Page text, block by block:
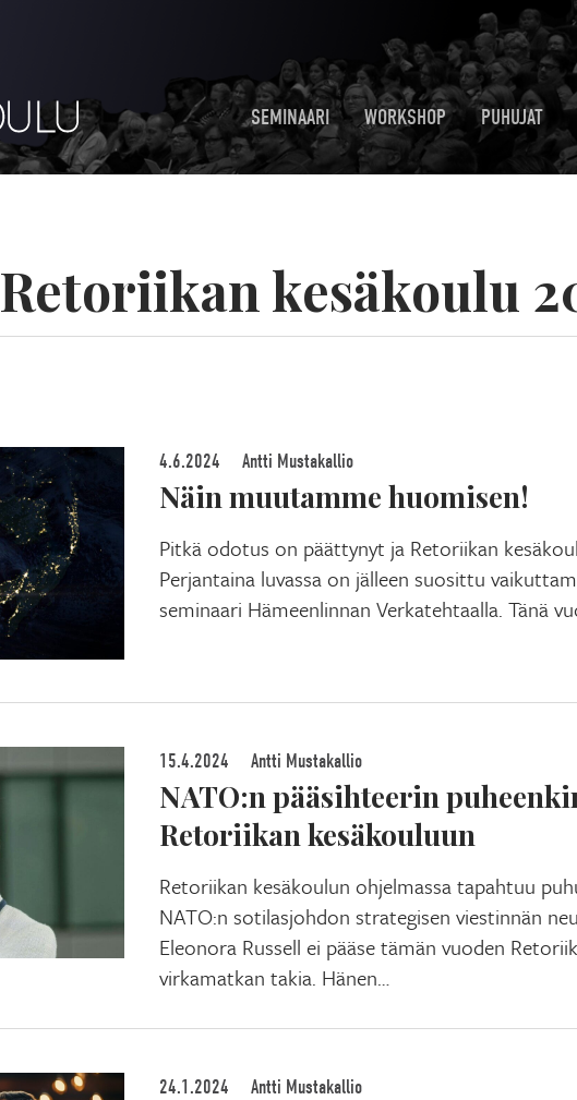
SEMINAARI WORKSHOP PUHUJAT
Retoriikan kesäkoulu
4.6.2024 Antti Mustakallio
Näin muutamme huomisen!
Pitkä odotus on päättynyt ja Retoriikan
Perjantaina luvassa on jälleen suosittu
seminaari Hämeenlinnan Verkatehtaalla. Tänä
15.4.2024 Antti Mustakallio
NATO:n pääsihteerin
Retoriikan kesäkouluun
Retoriikan kesäkoulun ohjelmassa tapahtuu
NATO:n sotilasjohdon strategisen viestinnän
Eleonora Russell ei pääse tämän vuoden
virkamatkan takia. Hänen…
24.1.2024 Antti Mustakallio